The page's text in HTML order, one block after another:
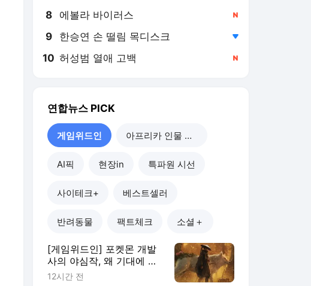
8 에볼라 바이러스
9 한승연 손 떨림 목디스크
10 허성범 열애 고백
연합뉴스 PICK
게임위드인 아프리카 인물 열전
AI픽 현장in 특파원 시선
사이테크+ 베스트셀러
반려동물 팩트체크 소셜＋
[게임위드인] 포켓몬 개발
사의 야심작, 왜 기대에 못
미쳤나
12시간 전